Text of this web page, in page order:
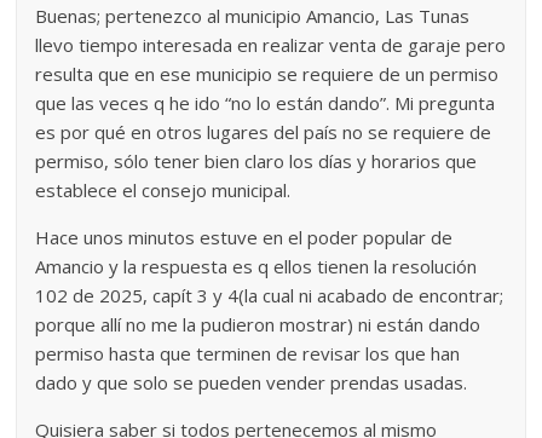
Buenas; pertenezco al municipio Amancio, Las Tunas
llevo tiempo interesada en realizar venta de garaje pero
resulta que en ese municipio se requiere de un permiso
que las veces q he ido “no lo están dando”. Mi pregunta
es por qué en otros lugares del país no se requiere de
permiso, sólo tener bien claro los días y horarios que
establece el consejo municipal.
Hace unos minutos estuve en el poder popular de
Amancio y la respuesta es q ellos tienen la resolución
102 de 2025, capít 3 y 4(la cual ni acabado de encontrar;
porque allí no me la pudieron mostrar) ni están dando
permiso hasta que terminen de revisar los que han
dado y que solo se pueden vender prendas usadas.
Quisiera saber si todos pertenecemos al mismo